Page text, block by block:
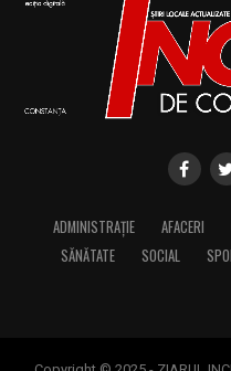
în domeniul
occidental) şi al picturii
la Revoluţia Română din
– 1857: S-a născut
catolic, istoric, publicist
reprezentanţilor Şcolii
activitate pentru
transilvăneni; în
printre apărătorii
ADMINISTRAȚIE AFACERI
SĂNĂTATE
SOCIAL